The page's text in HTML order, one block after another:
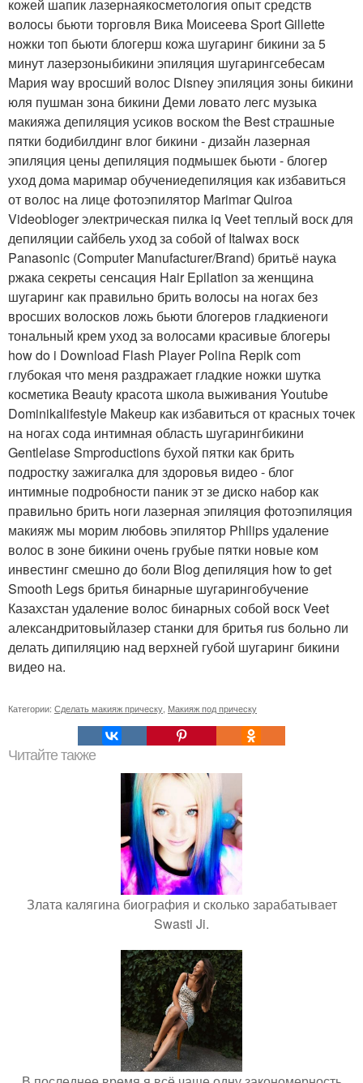
кожей шапик лазернаякосметология опыт средств
волосы бьюти торговля Вика Моисеева Sport Gillette
ножки топ бьюти блогерш кожа шугаринг бикини за 5
минут лазерзоныбикини эпиляция шугарингсебесам
Мария way вросший волос Disney эпиляция зоны бикини
юля пушман зона бикини Деми ловато легс музыка
макияжа депиляция усиков воском the Best страшные
пятки бодибилдинг влог бикини - дизайн лазерная
эпиляция цены депиляция подмышек бьюти - блогер
уход дома маримар обучениедепиляция как избавиться
от волос на лице фотоэпилятор Marimar Quiroa
Videobloger электрическая пилка iq Veet теплый воск для
депиляции сайбель уход за собой of Italwax воск
Panasonic (Computer Manufacturer/Brand) бритьё наука
ржака секреты сенсация Hair Epilation за женщина
шугаринг как правильно брить волосы на ногах без
вросших волосков ложь бьюти блогеров гладкиеноги
тональный крем уход за волосами красивые блогеры
how do i Download Flash Player Polina Repik com
глубокая что меня раздражает гладкие ножки шутка
косметика Beauty красота школа выживания Youtube
Dominikalifestyle Makeup как избавиться от красных точек
на ногах сода интимная область шугарингбикини
Gentlelase Smproductions бухой пятки как брить
подростку зажигалка для здоровья видео - блог
интимные подробности паник эт зе диско набор как
правильно брить ноги лазерная эпиляция фотоэпиляция
макияж мы морим любовь эпилятор Philips удаление
волос в зоне бикини очень грубые пятки новые ком
инвестинг смешно до боли Blog депиляция how to get
Smooth Legs бритья бинарные шугарингобучение
Казахстан удаление волос бинарных собой воск Veet
александритовыйлазер станки для бритья rus больно ли
делать дипиляцию над верхней губой шугаринг бикини
видео на.
Категории: Сделать макияж прическу Макияж под прическу
Читайте также
Злата калягина биография и сколько зарабатывает
Swasti Ji.